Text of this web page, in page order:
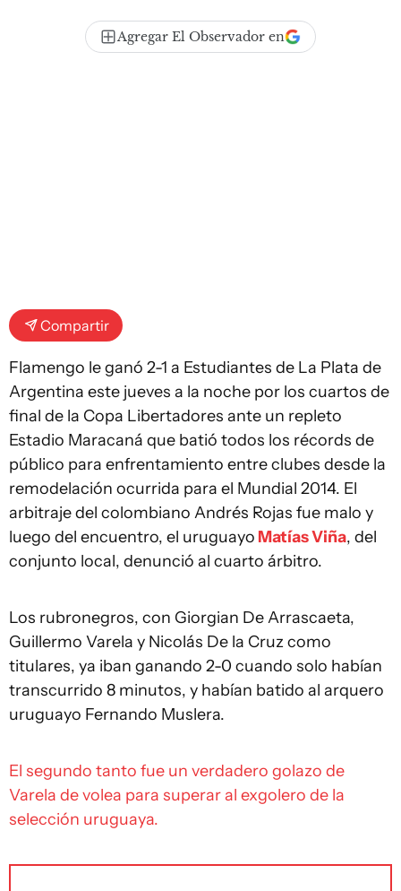
Agregar El Observador en
Compartir
Flamengo le ganó 2-1 a Estudiantes de La Plata de
Argentina este jueves a la noche por los cuartos de
final de la Copa Libertadores ante un repleto
Estadio Maracaná que batió todos los récords de
público para enfrentamiento entre clubes desde la
remodelación ocurrida para el Mundial 2014. El
arbitraje del colombiano Andrés Rojas fue malo y
luego del encuentro, el uruguayo Matías Viña, del
conjunto local, denunció al cuarto árbitro.
Los rubronegros, con Giorgian De Arrascaeta,
Guillermo Varela y Nicolás De la Cruz como
titulares, ya iban ganando 2-0 cuando solo habían
transcurrido 8 minutos, y habían batido al arquero
uruguayo Fernando Muslera.
El segundo tanto fue un verdadero golazo de
Varela de volea para superar al exgolero de la
selección uruguaya.